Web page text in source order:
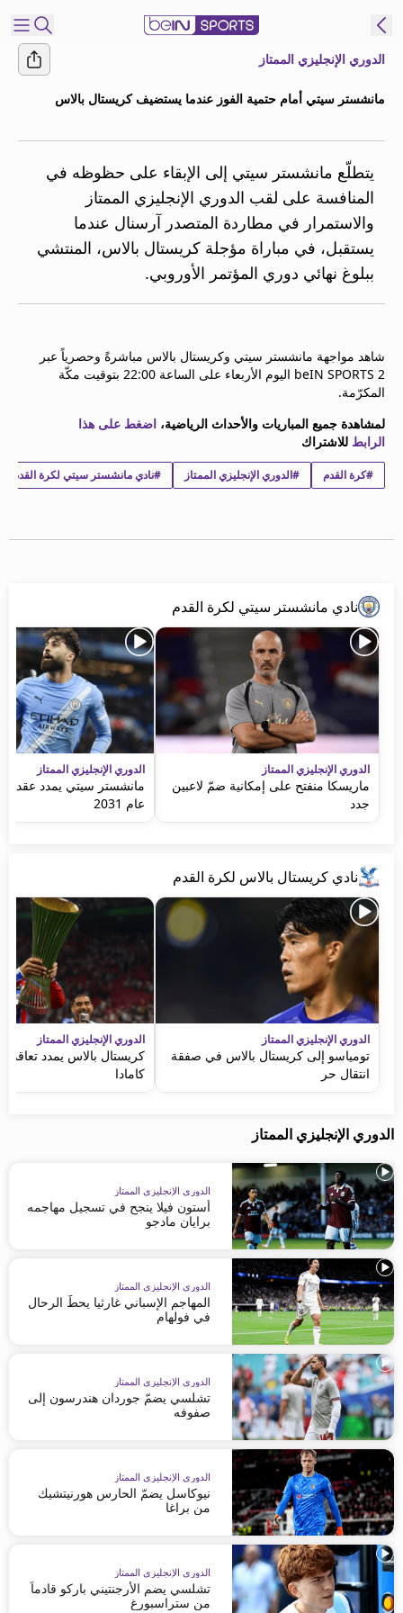
النسخة
MENA
إدارة
التنبيهات
انضم
الإخبارية
اتصل بنا
beIN CONNECT
beIN MEDIA GROUP
ترددات beIN SPORTS
الأسئلة الأكثر شيوعاً
دليل التلفاز
الدوري الإنجليزي الممتاز
مانشستر سيتي أمام حتمية الفوز عندما يستضيف كريستال بالاس
يتطلّع مانشستر سيتي إلى الإبقاء على حظوظه في
المنافسة على لقب الدوري الإنجليزي الممتاز
والاستمرار في مطاردة المتصدر آرسنال عندما
يستقبل، في مباراة مؤجلة كريستال بالاس، المنتشي
ببلوغ نهائي دوري المؤتمر الأوروبي.
شاهد مواجهة مانشستر سيتي وكريستال بالاس مباشرةً وحصرياً عبر
beIN SPORTS 2 اليوم الأربعاء على الساعة 22:00 بتوقيت مكّة
المكرّمة.
لمشاهدة جميع المباريات والأحداث الرياضية، اضغط على هذا
الرابط للاشتراك
#كرة القدم #الدوري الإنجليزي الممتاز #نادي مانشستر سيتي لكرة القدم
نادي مانشستر سيتي لكرة القدم
الدوري الإنجليزي الممتاز
ماريسكا منفتح على إمكانية ضمّ لاعبين
جدد
الدوري الإنجليزي الممتاز
مانشستر سيتي يمدد عقد
عام 2031
نادي كريستال بالاس لكرة القدم
الدوري الإنجليزي الممتاز
تومياسو إلى كريستال بالاس في صفقة
انتقال حر
الدوري الإنجليزي الممتاز
كريستال بالاس يمدد تعاقده
كامادا
الدوري الإنجليزي الممتاز
الدوري الإنجليزي الممتاز
أستون فيلا ينجح في تسجيل مهاجمه
برايان مادجو
الدوري الإنجليزي الممتاز
المهاجم الإسباني غارثيا يحطّ الرحال
في فولهام
الدوري الإنجليزي الممتاز
تشلسي يضمّ جوردان هندرسون إلى
صفوفه
الدوري الإنجليزي الممتاز
نيوكاسل يضمّ الحارس هورنيتشيك
من براغا
الدوري الإنجليزي الممتاز
تشلسي يضم الأرجنتيني باركو قادماً
من ستراسبورغ